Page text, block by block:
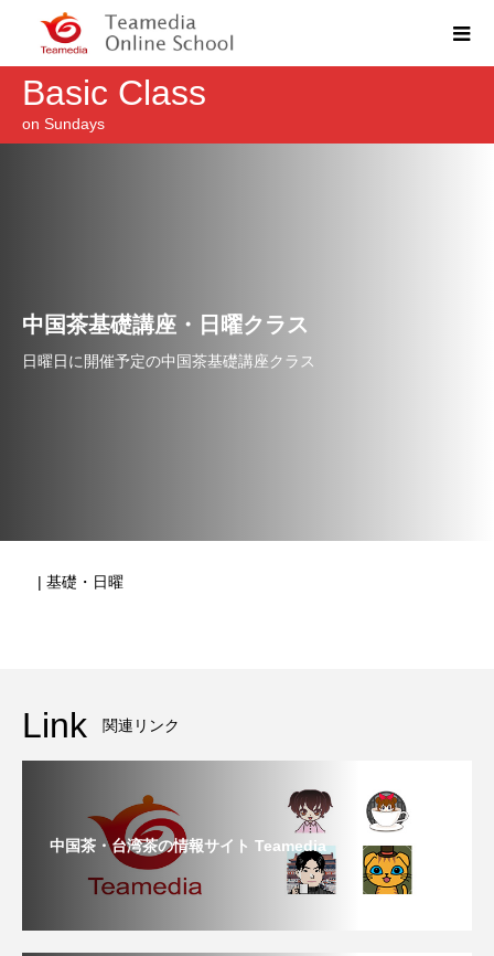
Basic Class
on Sundays
中国茶基礎講座・日曜クラス
日曜日に開催予定の中国茶基礎講座クラス
| 基礎・日曜
Link 関連リンク
中国茶・台湾茶の情報サイト Teamedia